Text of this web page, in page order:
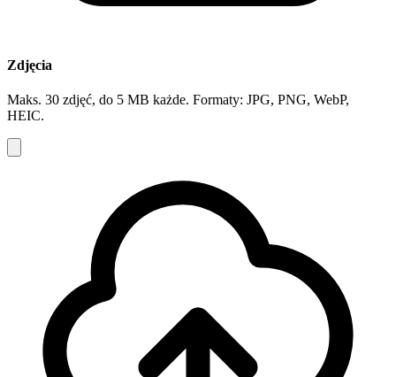
Zdjęcia
Maks. 30 zdjęć, do 5 MB każde. Formaty: JPG, PNG, WebP,
HEIC.